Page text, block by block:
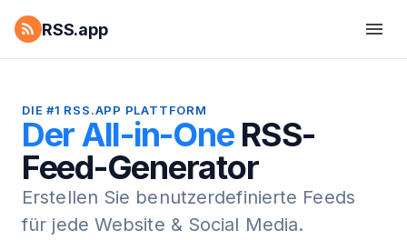
RSS.app
DIE #1 RSS.APP PLATTFORM
Der All-in-One RSS-
Feed-Generator
Erstellen Sie benutzerdefinierte Feeds
für jede Website & Social Media.